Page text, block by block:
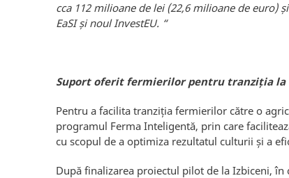
cca 112 milioane de lei (22,6 milioane de
EaSI și noul InvestEU. “
Suport oferit fermierilor pentru tranziția la
Pentru a facilita tranziția fermierilor către o
programul Ferma Inteligentă, prin care
cu scopul de a optimiza rezultatul culturii și a
După finalizarea proiectul pilot de la Izbiceni,